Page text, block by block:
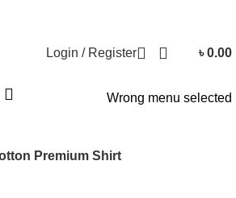
Login / Register ৳0.00
Wrong menu selected
Premium Shirt